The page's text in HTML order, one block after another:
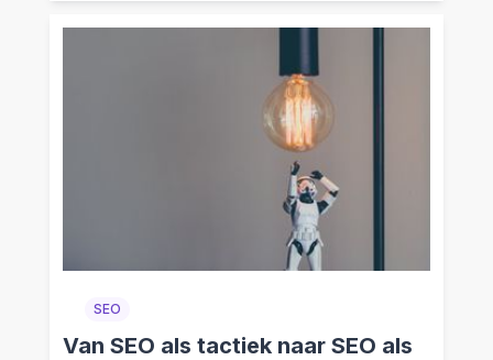
SEO
Van SEO als tactiek naar SEO als